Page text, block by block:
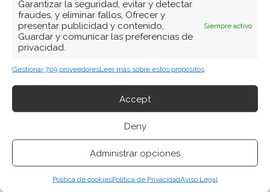
Garantizar la seguridad, evitar y detectar
fraudes, y eliminar fallos, Ofrecer y
presentar publicidad y contenido,
Guardar y comunicar las preferencias de
privacidad.
Siempre activo
Gestionar 709 proveedoresLeer más sobre estos propósitos
Accept
Deny
Administrar opciones
Política de cookiesPolítica de PrivacidadAviso Legal